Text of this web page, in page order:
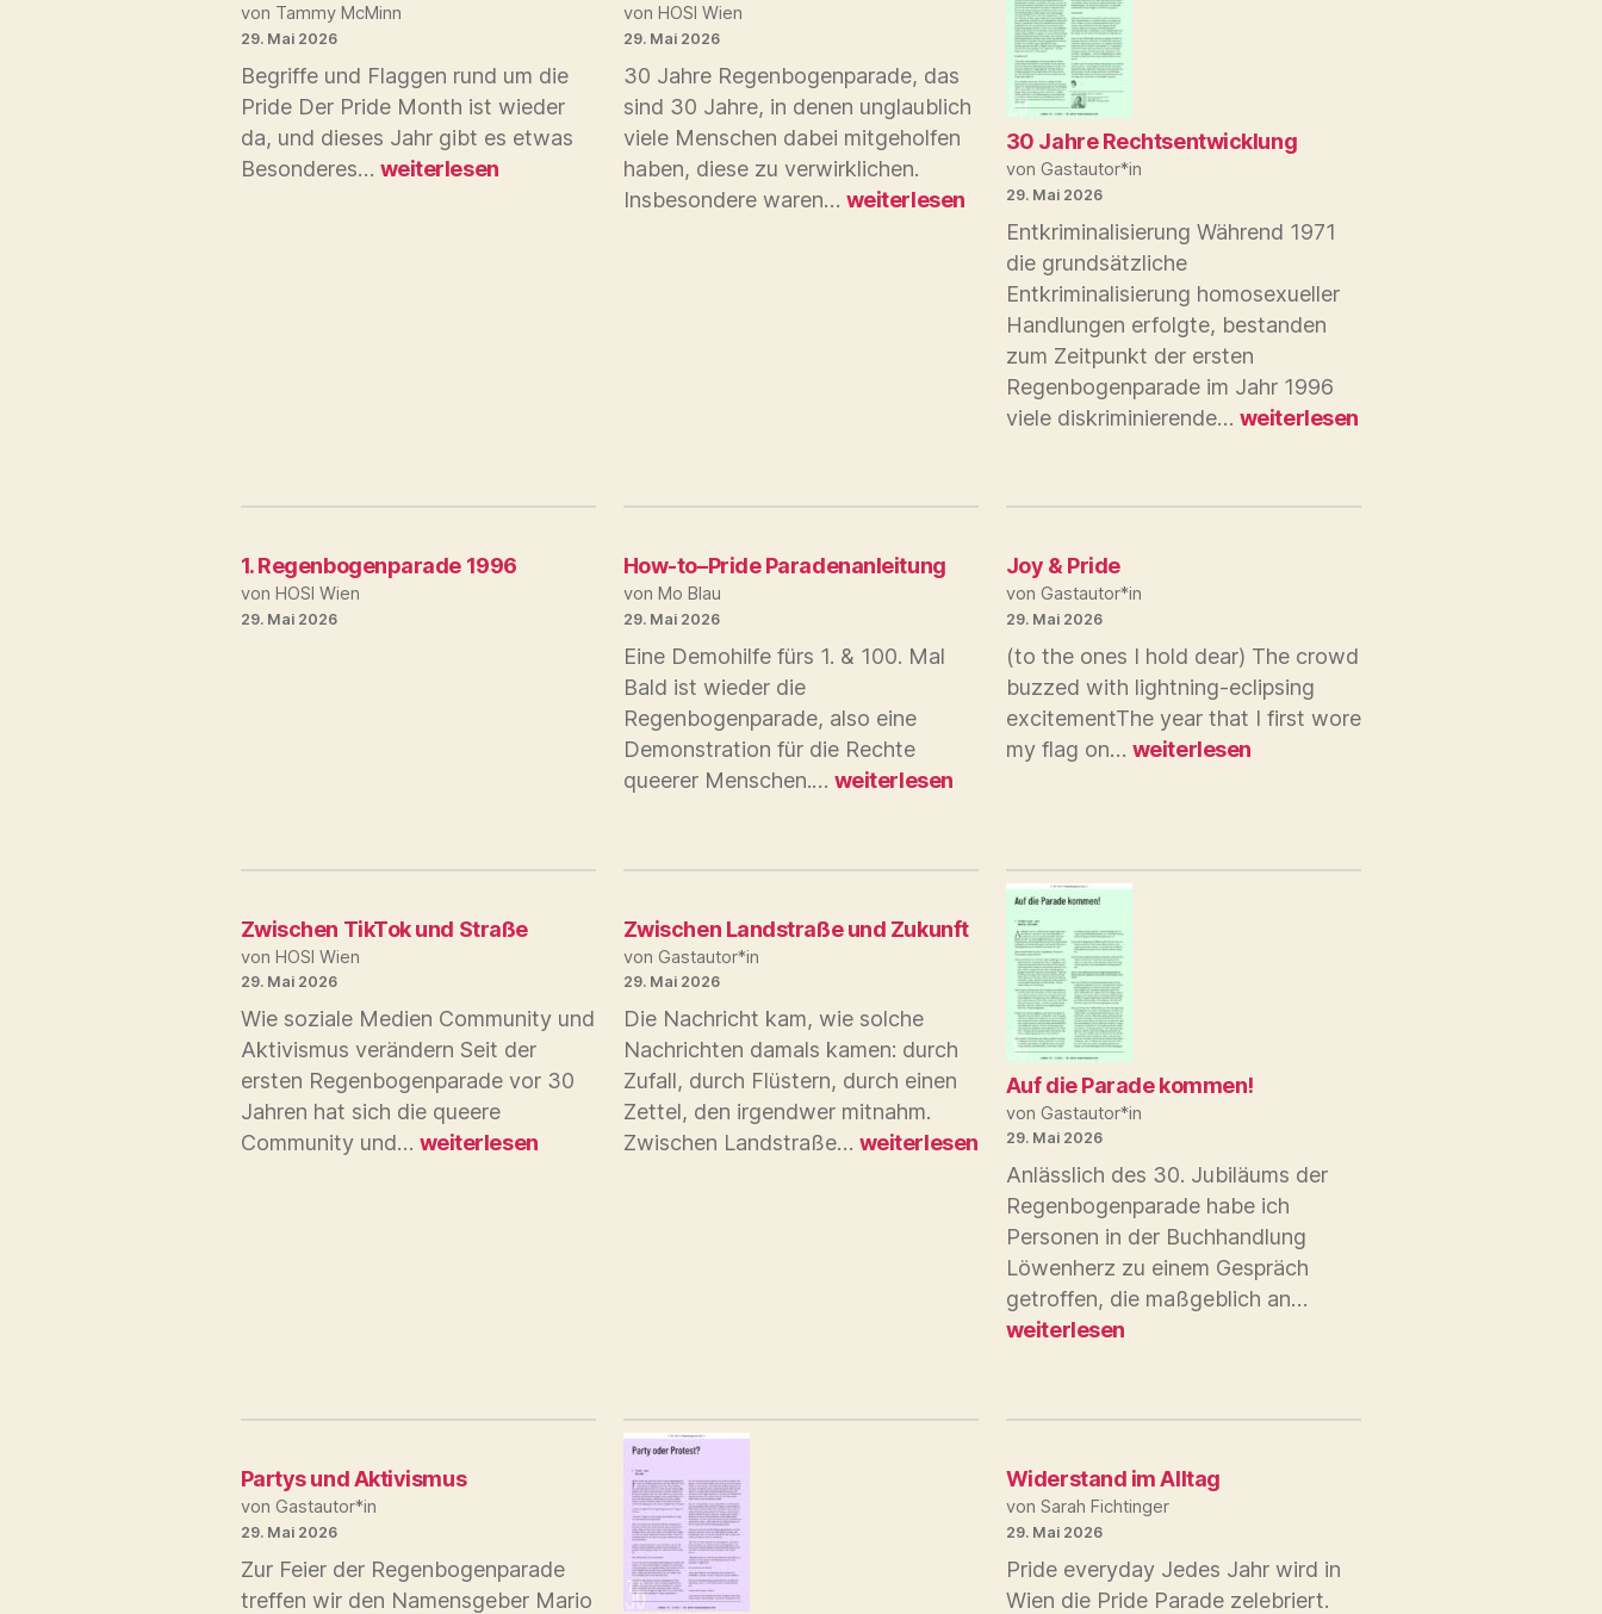
von Tammy McMinn
29. Mai 2026
Begriffe und Flaggen rund um die
Pride Der Pride Month ist wieder
da, und dieses Jahr gibt es etwas
Besonderes… 1×1
weiterlesen
von HOSI Wien
29. Mai 2026
30 Jahre Regenbogenparade, das
sind 30 Jahre, in denen unglaublich
viele Menschen dabei mitgeholfen
haben, diese zu verwirklichen.
Insbesondere waren… 30+
Lesbenbewegung
weiterlesen
30 Jahre Rechtsentwicklung
von Gastautor*in
29. Mai 2026
Entkriminalisierung Während 1971
die grundsätzliche
Entkriminalisierung homosexueller
Handlungen erfolgte, bestanden
zum Zeitpunkt der ersten
Regenbogenparade im Jahr 1996
viele diskriminierende… 30
weiterlesen
1. Regenbogenparade 1996
von HOSI Wien
29. Mai 2026
How-to–Pride Paradenanleitung
von Mo Blau
29. Mai 2026
Eine Demohilfe fürs 1. & 100. Mal
Bald ist wieder die
Regenbogenparade, also eine
Demonstration für die Rechte
queerer Menschen.… How-
weiterlesen
Joy & Pride
von Gastautor*in
29. Mai 2026
(to the ones I hold dear) The crowd
buzzed with lightning-eclipsing
excitementThe year that I first wore
my flag on… Joy
weiterlesen
Zwischen TikTok und Straße
von HOSI Wien
29. Mai 2026
Wie soziale Medien Community und
Aktivismus verändern Seit der
ersten Regenbogenparade vor 30
Jahren hat sich die queere
Community und… Zwischen
weiterlesen
Zwischen Landstraße und Zukunft
von Gastautor*in
29. Mai 2026
Die Nachricht kam, wie solche
Nachrichten damals kamen: durch
Zufall, durch Flüstern, durch einen
Zettel, den irgendwer mitnahm.
Zwischen Landstraße… Zwischen
weiterlesen
Auf die Parade kommen!
von Gastautor*in
29. Mai 2026
Anlässlich des 30. Jubiläums der
Regenbogenparade habe ich
Personen in der Buchhandlung
Löwenherz zu einem Gespräch
getroffen, die maßgeblich an…
weiterlesen
Partys und Aktivismus
von Gastautor*in
29. Mai 2026
Zur Feier der Regenbogenparade
treffen wir den Namensgeber Mario
Widerstand im Alltag
von Sarah Fichtinger
29. Mai 2026
Pride everyday Jedes Jahr wird in
Wien die Pride Parade zelebriert.